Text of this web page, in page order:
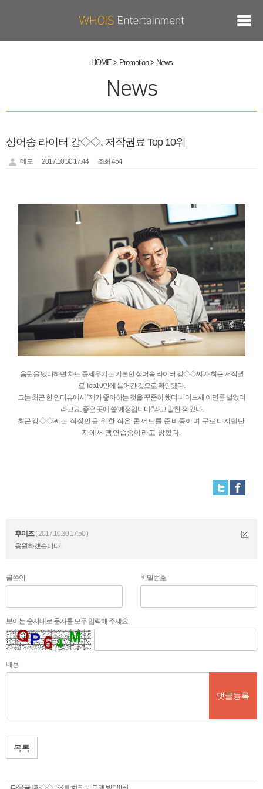
HOME > Promotion > News
News
싱어송 라이터 강◇◇, 저작권료 Top 10위
데모 2017.10.30 17:44 조회 454
음원을 냈다하면 차트 줄세우기는 기본인 싱어송 라이터 강◇◇씨가 최근 저작권
료 Top10안에 들어간 것으로 확인됐다.
그는 최근 한 인터뷰에서 "제가 좋아하는 것을 꾸준히 했더니 어느새 이만큼 벌었더
라고요. 좋은 곳에 쓸 예정입니다."라고 말한 적 있다.
최근 강◇◇씨는 직장인을 위한 작은 콘서트를 준비중이며 구로디지털단
지에서 맹연습중이라고 밝혔다.
후이즈( 2017.10.30 17:50 )
응원하겠습니다.
글쓴이 비밀번호
보이는 순서대로 문자를 모두 입력해 주세요
내용
댓글등록
목록